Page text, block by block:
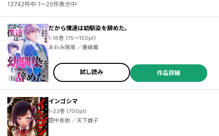
13742件中 1～20件表示中
だから僕達は幼馴染を辞めた。
1-18巻 (75～150pt)
あおみ現場 ／書峰颯
試し読み 作品詳細
インゴシマ
1-23巻 (700pt)
田中克樹 ／天下雌子